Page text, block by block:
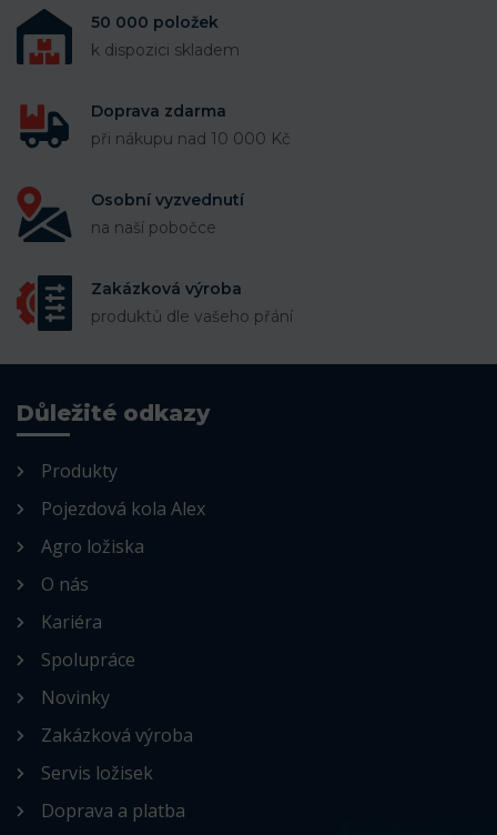
50 000 položek
k dispozici skladem
Doprava zdarma
při nákupu nad 10 000 Kč
Osobní vyzvednutí
na naší pobočce
Zakázková výroba
produktů dle vašeho přání
Důležité odkazy
Produkty
Pojezdová kola Alex
Agro ložiska
O nás
Kariéra
Spolupráce
Novinky
Zakázková výroba
Servis ložisek
Doprava a platba